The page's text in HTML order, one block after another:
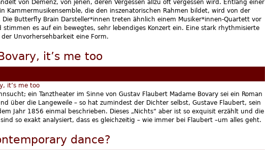
von Demenz, von jenen, deren Vergessen allzu oft vergessen wird. Entlang einer
Kammermusikensemble, die den inszenatorischen Rahmen bildet, wird von der
Die Butterfly Brain Darsteller*innen treten ähnlich einem Musiker*innen-Quartett vor
stimmen es auf ein bewegtes, sehr lebendiges Konzert ein. Eine stark rhythmisierte
Unvorhersehbarkeit eine Form.
it’s me too
ein Tanztheater im Sinne von Gustav Flaubert Madame Bovary sei ein Roman
über die Langeweile – so hat zumindest der Dichter selbst, Gustave Flaubert, sein
Jahr 1856 einmal beschrieben. Dieses „Nichts“ aber ist so exquisit erzählt und die
so exakt analysiert, dass es gleichzeitig – wie immer bei Flaubert –um alles geht.
dance?